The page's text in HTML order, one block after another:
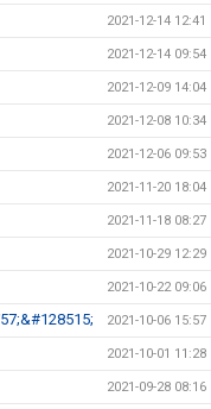
2021-12-14 12:41
2021-12-14 09:54
2021-12-09 14:04
2021-12-08 10:34
2021-12-06 09:53
2021-11-20 18:04
2021-11-18 08:27
2021-10-29 12:29
2021-10-22 09:06
2021-10-06 15:57
2021-10-01 11:28
2021-09-28 08:16